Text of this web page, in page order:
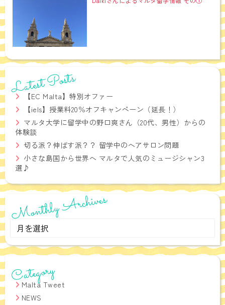
Latest Posts
【EC Malta】特別オファー
【iels】授業料20％オフキャンペーン（延長！）
マルタ大学に留学中の野口爽さん（20代、男性）からの
体験談
切る派？伸ばす派？？ 留学中のヘアサロン問題
小さな島国から世界へ マルタで人気のミュージシャン3
選♪
Monthly Archives
Monthly
Archives
Category
Malta Tweet
NEWS